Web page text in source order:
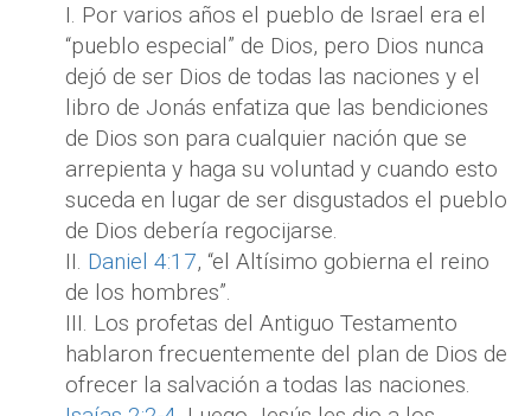
I. Por varios años el pueblo de Israel era el
“pueblo especial” de Dios, pero Dios nunca
dejó de ser Dios de todas las naciones y el
libro de Jonás enfatiza que las bendiciones
de Dios son para cualquier nación que se
arrepienta y haga su voluntad y cuando esto
suceda en lugar de ser disgustados el pueblo
de Dios debería regocijarse.
II. Daniel 4:17, “el Altísimo gobierna el reino
de los hombres”.
III. Los profetas del Antiguo Testamento
hablaron frecuentemente del plan de Dios de
ofrecer la salvación a todas las naciones.